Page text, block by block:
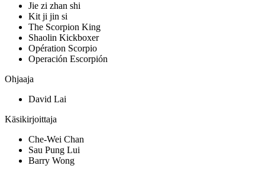
Jie zi zhan shi
Kit ji jin si
The Scorpion King
Shaolin Kickboxer
Opération Scorpio
Operación Escorpión
Ohjaaja
David Lai
Käsikirjoittaja
Che-Wei Chan
Sau Pung Lui
Barry Wong